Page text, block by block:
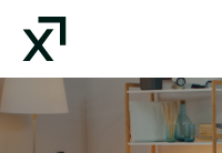
Index Exchange